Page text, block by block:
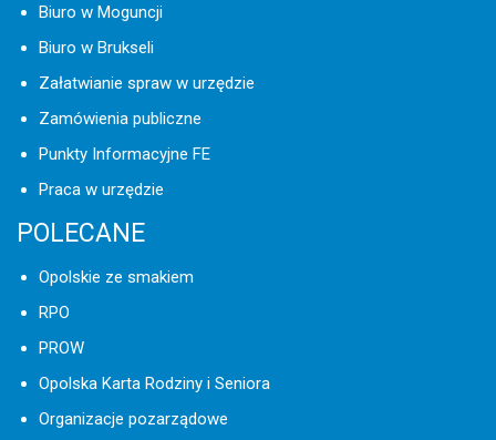
Biuro w Moguncji
Biuro w Brukseli
Załatwianie spraw w urzędzie
Zamówienia publiczne
Punkty Informacyjne FE
Praca w urzędzie
POLECANE
Opolskie ze smakiem
RPO
PROW
Opolska Karta Rodziny i Seniora
Organizacje pozarządowe